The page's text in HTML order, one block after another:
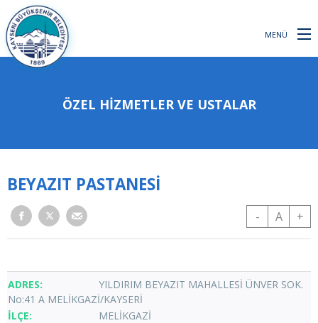
MENÜ
ÖZEL HİZMETLER VE USTALAR
BEYAZIT PASTANESİ
- A +
YILDIRIM BEYAZIT MAHALLESİ ÜNVER SOK.
No:41 A MELİKGAZİ/KAYSERİ
MELİKGAZİ